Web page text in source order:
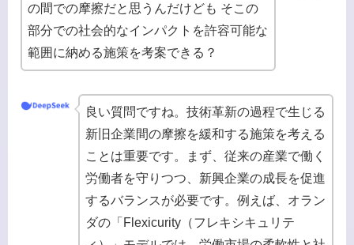
の間での摩擦だと思うんだけども そこの
部分での社会的なインパクトを許容可能な
範囲に納める施策を考案できる？
良い質問ですね。技術革新の過程で生じる
新旧企業間の摩擦を緩和する施策を考える
ことは重要です。まず、従来の産業で働く
労働者を守りつつ、新興企業の成長を促進
するバランスが必要です。例えば、オラン
ダの「Flexicurity（フレキシキュリテ